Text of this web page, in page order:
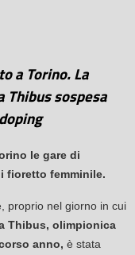
a Torino. La
Thibus sospesa
le gare di
fioretto femminile.
proprio nel giorno in cui
Thibus, olimpionica
anno, è stata